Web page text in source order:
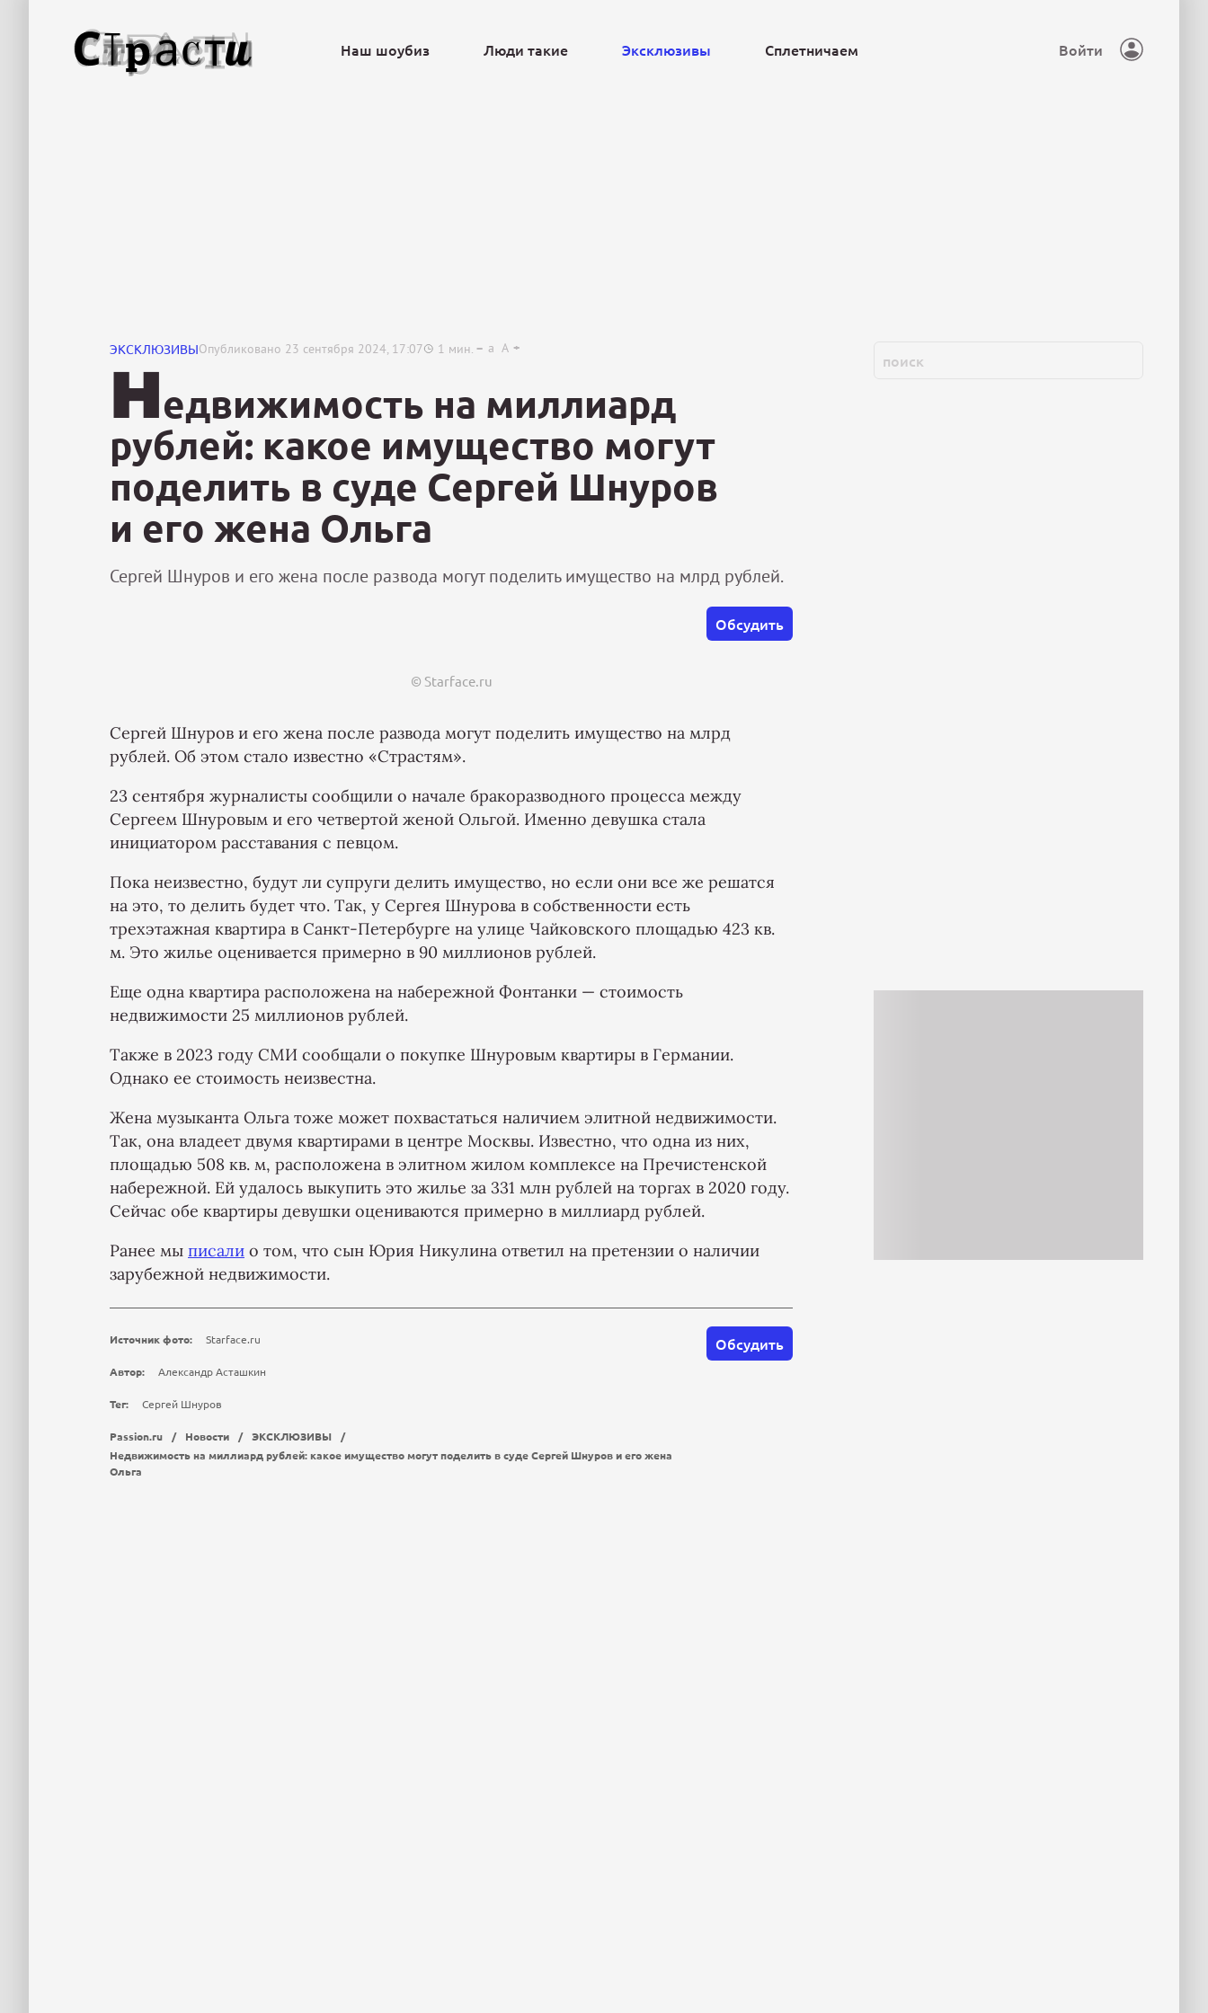
Наш шоубиз Люди такие Эксклюзивы Сплетничаем Войти
ЭКСКЛЮЗИВЫОпубликовано 23 сентября 2024, 17:07 1 мин. a A
Недвижимость на миллиард
рублей: какое имущество могут
поделить в суде Сергей Шнуров
и его жена Ольга
Сергей Шнуров и его жена после развода могут поделить имущество на млрд рублей.
Обсудить
© Starface.ru
Сергей Шнуров и его жена после развода могут поделить имущество на млрд
рублей. Об этом стало известно «Страстям».
23 сентября журналисты сообщили о начале бракоразводного процесса между
Сергеем Шнуровым и его четвертой женой Ольгой. Именно девушка стала
инициатором расставания с певцом.
Пока неизвестно, будут ли супруги делить имущество, но если они все же решатся
на это, то делить будет что. Так, у Сергея Шнурова в собственности есть
трехэтажная квартира в Санкт-Петербурге на улице Чайковского площадью 423 кв.
м. Это жилье оценивается примерно в 90 миллионов рублей.
Еще одна квартира расположена на набережной Фонтанки — стоимость
недвижимости 25 миллионов рублей.
Также в 2023 году СМИ сообщали о покупке Шнуровым квартиры в Германии.
Однако ее стоимость неизвестна.
Жена музыканта Ольга тоже может похвастаться наличием элитной недвижимости.
Так, она владеет двумя квартирами в центре Москвы. Известно, что одна из них,
площадью 508 кв. м, расположена в элитном жилом комплексе на Пречистенской
набережной. Ей удалось выкупить это жилье за 331 млн рублей на торгах в 2020 году.
Сейчас обе квартиры девушки оцениваются примерно в миллиард рублей.
Ранее мы писали о том, что сын Юрия Никулина ответил на претензии о наличии
зарубежной недвижимости.
Обсудить
Источник фото: Starface.ru
Автор: Александр Асташкин
Тег: Сергей Шнуров
Passion.ru / Новости / ЭКСКЛЮЗИВЫ
/
Недвижимость на миллиард рублей: какое имущество могут поделить в суде Сергей Шнуров и его жена
Ольга